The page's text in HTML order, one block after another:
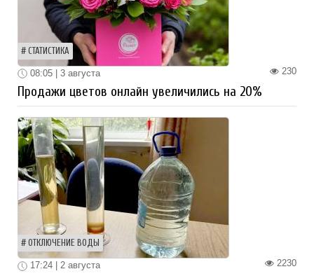
СТАТИСТИКА
230
08:05 | 3 августа
Продажи цветов онлайн увеличились на 20%
ОТКЛЮЧЕНИЕ ВОДЫ
2230
17:24 | 2 августа